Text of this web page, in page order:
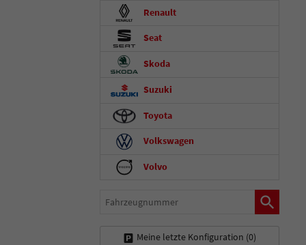
Renault
Seat
Skoda
Suzuki
Toyota
Volkswagen
Volvo
Fahrzeugnummer
Meine letzte Konfiguration (0)